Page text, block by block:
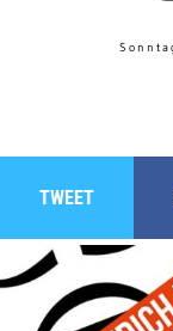
TWEET